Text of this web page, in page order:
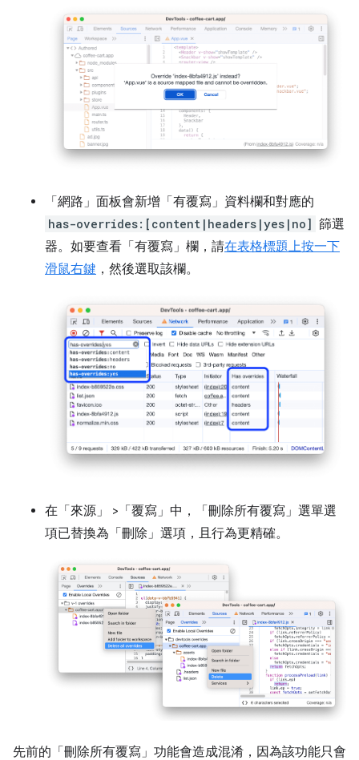
「網路」 面板會新增「有覆寫」 資料欄和對應的
has-overrides:[content|headers|yes|no] 篩選
器。如要查看「有覆寫」 欄，請在表格標題上按一下
滑鼠右鍵 ，然後選取該欄。
在「來源」 >「覆寫」 中，「刪除所有覆寫」 選單選
項已替換為「刪除」 選項，且行為更精確。
先前的「刪除所有覆寫」 功能會造成混淆，因為該功能只會